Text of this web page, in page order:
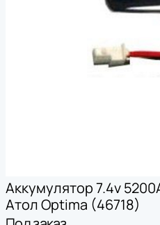
Аккумулятор 7.4v
Атол Optima (46718)